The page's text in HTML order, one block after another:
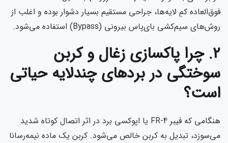
فوق‌العاده کمِ لایه‌ها، جراحی مستقیم بسیار دشوار بوده و اغلب از
روش‌های سیم‌کشی بای‌پاس بیرونی (Bypass) استفاده می‌شود.
۲. چرا پاکسازی زغال و کربن
سوختگی در بردهای چندلایه حیاتی
است؟
هنگامی که فیبر FR-4 یا اپوکسی برد در اثر اتصال کوتاه شدید
می‌سوزد، تبدیل به کربن خالص می‌شود. کربن یک ماده نیمه‌رسانا